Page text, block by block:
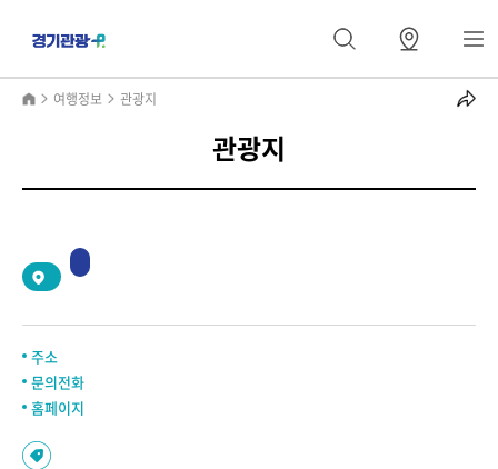
여행정보 관광지
관광지
주소
문의전화
홈페이지